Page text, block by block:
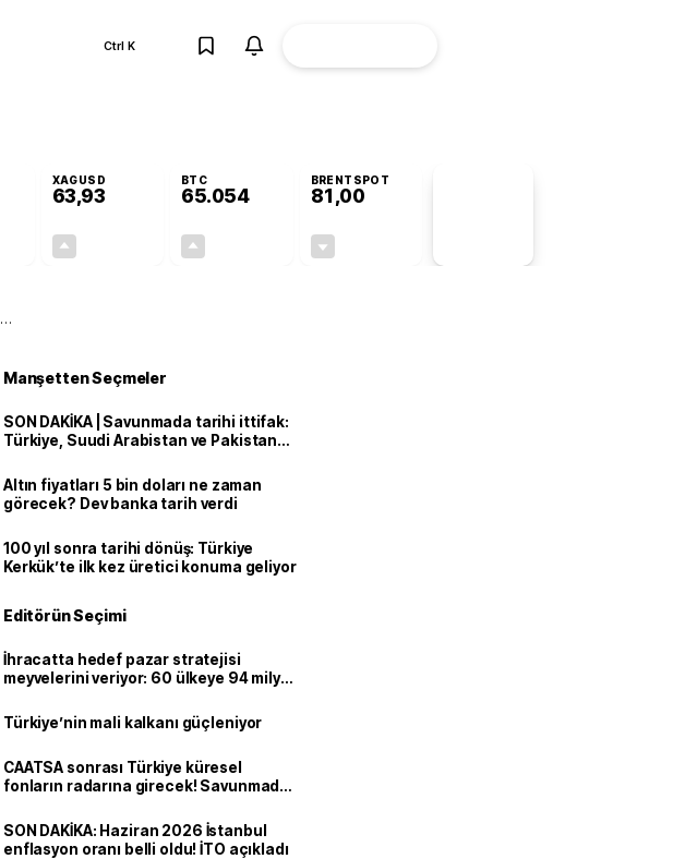
Ctrl K
XAGUSD
63,93
BTC
65.054
BRENTSPOT
81,00
Manşetten Seçmeler
SON DAKİKA | Savunmada tarihi ittifak:
Türkiye, Suudi Arabistan ve Pakistan
Altın fiyatları 5 bin doları ne zaman
görecek? Dev banka tarih verdi
100 yıl sonra tarihi dönüş: Türkiye
Kerkük’te ilk kez üretici konuma geliyor
Editörün Seçimi
İhracatta hedef pazar stratejisi
meyvelerini veriyor: 60 ülkeye 94 milyar
Türkiye’nin mali kalkanı güçleniyor
CAATSA sonrası Türkiye küresel
fonların radarına girecek! Savunmadan
SON DAKİKA: Haziran 2026 İstanbul
enflasyon oranı belli oldu! İTO açıkladı